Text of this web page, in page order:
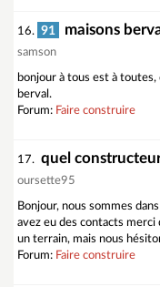
16. 91 maisons
samson
bonjour à tous est à
berval.
Forum: Faire construire
17. quel
oursette95
Bonjour, nous sommes
avez eu des contacts
un terrain, mais nous
Forum: Faire construire